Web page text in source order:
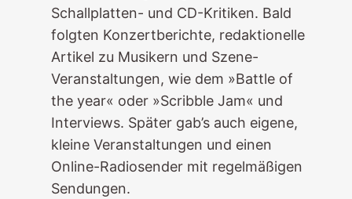
Schallplatten- und CD-Kritiken. Bald
folgten Konzertberichte, redaktionelle
Artikel zu Musikern und Szene-
Veranstaltungen, wie dem »Battle of
the year« oder »Scribble Jam« und
Interviews. Später gab’s auch eigene,
kleine Veranstaltungen und einen
Online-Radiosender mit regelmäßigen
Sendungen.